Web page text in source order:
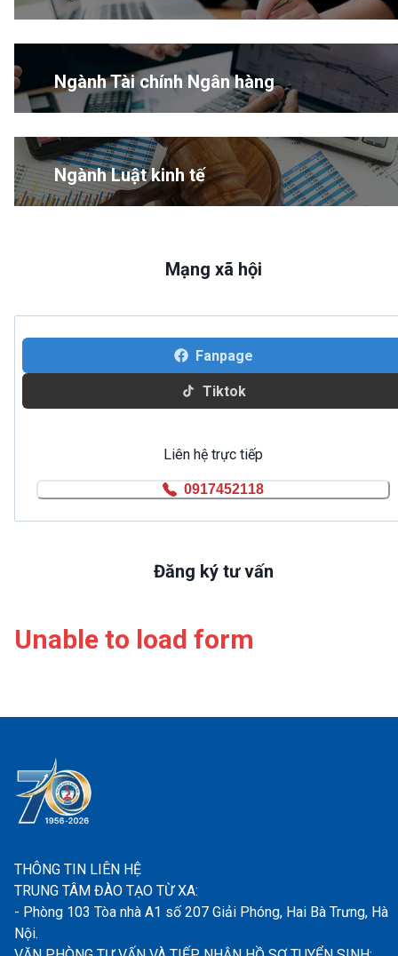
Ngành Tài chính Ngân hàng
Ngành Luật kinh tế
Mạng xã hội
Fanpage
Tiktok
Liên hệ trực tiếp
0917452118
Đăng ký tư vấn
Unable to load form
THÔNG TIN LIÊN HỆ
TRUNG TÂM ĐÀO TẠO TỪ XA:
- Phòng 103 Tòa nhà A1 số 207 Giải Phóng, Hai Bà Trưng, Hà
Nội.